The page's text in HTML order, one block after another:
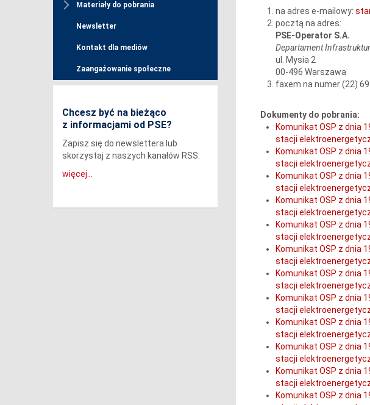
Materiały do pobrania
Newsletter
Kontakt dla mediów
Zaangażowanie społeczne
Chcesz być na bieżąco
z informacjami od PSE?
Zapisz się do newslettera lub
skorzystaj z naszych kanałów RSS.
więcej...
na adres e-mailowy:
pocztą na adres:
PSE-Operator S.A.
Departament
ul. Mysia 2
00-496 Warszawa
faxem na numer (22)
Dokumenty do pobrania:
Komunikat OSP z dnia
stacji
Komunikat OSP z dnia
stacji
Komunikat OSP z dnia
stacji
Komunikat OSP z dnia
stacji
Komunikat OSP z dnia
stacji
Komunikat OSP z dnia
stacji
Komunikat OSP z dnia
stacji
Komunikat OSP z dnia
stacji
Komunikat OSP z dnia
stacji
Komunikat OSP z dnia
stacji
Komunikat OSP z dnia
stacji
Komunikat OSP z dnia